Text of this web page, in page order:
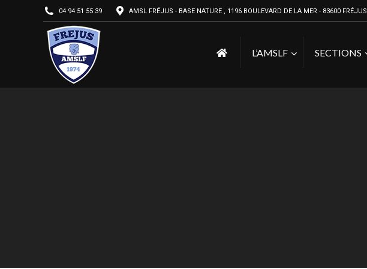
04 94 51 55 39 AMSL FRÉJUS - BASE NATURE , 1196 BOULEVARD DE LA MER - 83600 FRÉJUS
L’AMSLF SECTIONS